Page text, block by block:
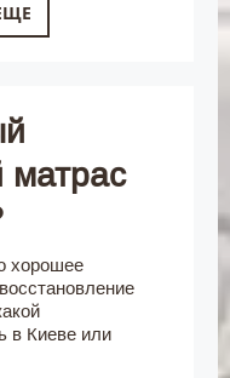
матрас
хорошее
в Киеве или